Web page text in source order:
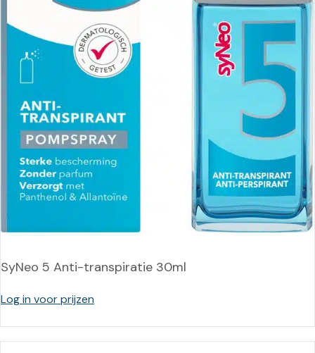
SyNeo 5 Anti-transpiratie 30ml
Log in voor prijzen